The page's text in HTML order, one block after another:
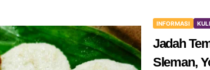
INFORMASI
Jadah
Sleman,